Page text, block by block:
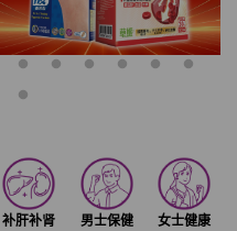
补肝补肾 男士保健 女士健康